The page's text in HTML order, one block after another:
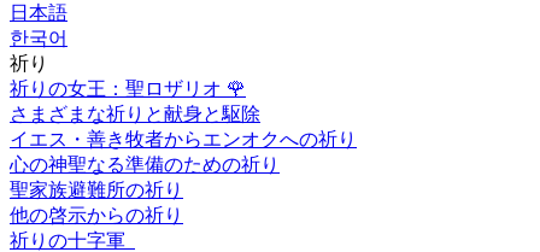
日本語
한국어
祈り
祈りの女王：聖ロザリオ 🌹
さまざまな祈りと献身と駆除
イエス・善き牧者からエンオクへの祈り
心の神聖なる準備のための祈り
聖家族避難所の祈り
他の啓示からの祈り
祈りの十字軍